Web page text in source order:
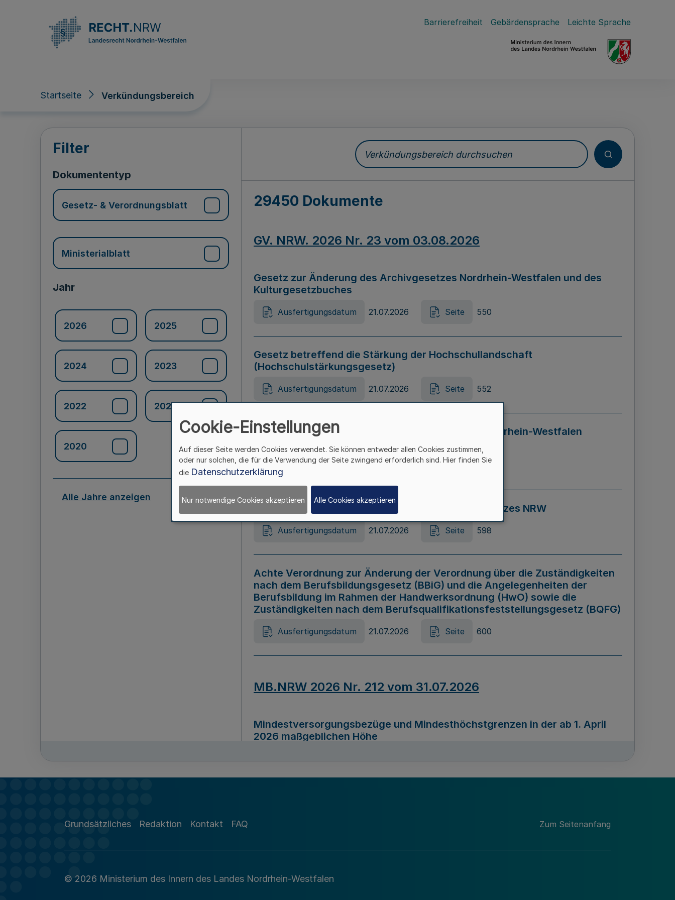
Barrierefreiheit Gebärdensprache Leichte Sprache
Startseite Verkündungsbereich
Verkündungsbereich
Filter
Dokumententyp
Gesetz- & Verordnungsblatt
Ministerialblatt
Jahr
2026 2025
2024 2023
2022 2021
2020
Alle Jahre anzeigen
Verkündungsbereich durchsuchen
29450 Dokumente
GV. NRW. 2026 Nr. 23 vom 03.08.2026
Gesetz zur Änderung des Archivgesetzes Nordrhein-Westfalen und des
Kulturgesetzbuches
Ausfertigungsdatum 21.07.2026 Seite 550
Gesetz betreffend die Stärkung der Hochschullandschaft
(Hochschulstärkungsgesetz)
Ausfertigungsdatum 21.07.2026 Seite 552
Gesetz zur Vermeidung von Diskriminierung in Nordrhein-Westfalen
(Landesantidiskriminierungsgesetz – LADG NRW)
Ausfertigungsdatum 21.07.2026 Seite 595
Gesetz zur Änderung des Online-Casinospiel Gesetzes NRW
Ausfertigungsdatum 21.07.2026 Seite 598
Achte Verordnung zur Änderung der Verordnung über die Zuständigkeiten
nach dem Berufsbildungsgesetz (BBiG) und die Angelegenheiten der
Berufsbildung im Rahmen der Handwerksordnung (HwO) sowie die
Zuständigkeiten nach dem Berufsqualifikationsfeststellungsgesetz (BQFG)
Ausfertigungsdatum 21.07.2026 Seite 600
MB.NRW 2026 Nr. 212 vom 31.07.2026
Mindestversorgungsbezüge und Mindesthöchstgrenzen in der ab 1. April
2026 maßgeblichen Höhe
Richtlinie zur Durchführung des Förderprogramms „Mittelstand Innovativ &
Grundsätzliches Redaktion Kontakt FAQ Zum Seitenanfang
© 2026 Ministerium des Innern des Landes Nordrhein-Westfalen
Cookie-Einstellungen
Auf dieser Seite werden Cookies verwendet. Sie können entweder allen Cookies zustimmen,
oder nur solchen, die für die Verwendung der Seite zwingend erforderlich sind. Hier finden Sie
die Datenschutzerklärung
Nur notwendige Cookies akzeptieren Alle Cookies akzeptieren